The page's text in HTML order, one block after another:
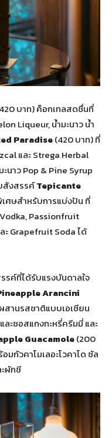
บาท) ค็อกเทลสดชื่นที่
Liqueur, น้ำมะนาว น้ำ
Paradise(420 บาท) ที่
และ Strega Herbal
นาว Pop & Pine Syrup
สังสรรค์Tepicante
ศษสำหรับการแบ่งปัน ที่
Passionfruit
ะ Grapefruit Soda ได้
รค์ที่ได้รับแรงบันดาลใจ
Arancini
านรสชาติแบบเอเชียน
ะซอสแกงกะหรี่ครีมมี่ และ
Guacamole(200
กัวคาโมเลอะโวคาโด ซัล
ผักชี